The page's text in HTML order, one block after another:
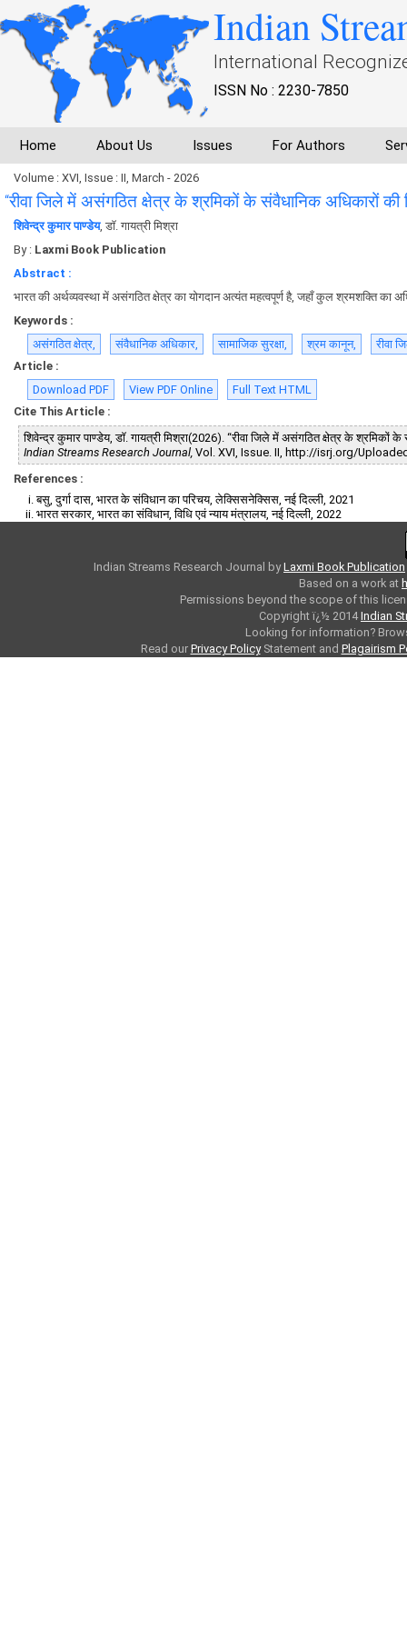
Indian
International
ISSN No : 2230-7850
Home About Us Issues For Authors
Volume : XVI, Issue : II, March - 2026
“रीवा जिले में असंगठित क्षेत्र के श्रमिकों के संवैधानिक अधिकारों
शिवेन्द्र कुमार पाण्डेय, डाॅ. गायत्री मिश्रा
By : Laxmi Book Publication
Abstract :
भारत की अर्थव्यवस्था में असंगठित क्षेत्र का योगदान अत्यंत महत्वपूर्ण है, जहाँ कुल श्रमशक्ति का
Keywords :
असंगठित क्षेत्र,
संवैधानिक अधिकार, सामाजिक सुरक्षा, श्रम कानून,
रीवा
Article :
Download PDF
View PDF Online
Full Text HTML
Cite This Article :
शिवेन्द्र कुमार पाण्डेय, डाॅ. गायत्री मिश्रा(2026). “रीवा जिले में असंगठित क्षेत्र के श्रमिकों
Indian Streams Research Journal, Vol. XVI, Issue. II, http://isrj.org/
References :
बसु, दुर्गा दास, भारत के संविधान का परिचय, लेक्सिसनेक्सिस, नई दिल्ली, 2021
भारत सरकार, भारत का संविधान, विधि एवं न्याय मंत्रालय, नई दिल्ली, 2022
Indian Streams Research Journal byLaxmi Book Publication
Based on a work at
Permissions beyond the scope of this
Copyright ï¿½ 2014Indian
Looking for information?
Read our Privacy PolicyStatement and Plagairism